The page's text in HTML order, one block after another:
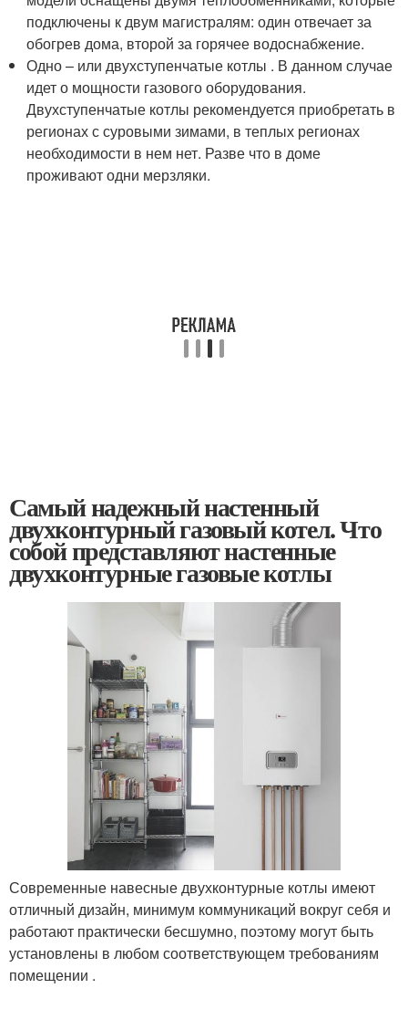
подключены к двум магистралям: один отвечает за
обогрев дома, второй за горячее водоснабжение.
Одно – или двухступенчатые котлы . В данном случае
идет о мощности газового оборудования.
Двухступенчатые котлы рекомендуется приобретать в
регионах с суровыми зимами, в теплых регионах
необходимости в нем нет. Разве что в доме
проживают одни мерзляки.
Самый надежный настенный
двухконтурный газовый котел. Что
собой представляют настенные
двухконтурные газовые котлы
Современные навесные двухконтурные котлы имеют
отличный дизайн, минимум коммуникаций вокруг себя и
работают практически бесшумно, поэтому могут быть
установлены в любом соответствующем требованиям
помещении .